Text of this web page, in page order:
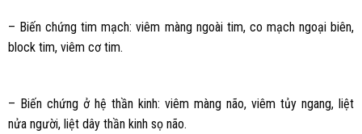
– Biến chứng tim mạch: viêm màng ngoài tim, co mạch ngoại biên,
block tim, viêm cơ tim.
– Biến chứng ở hệ thần kinh: viêm màng não, viêm tủy ngang, liệt
nửa người, liệt dây thần kinh sọ não.